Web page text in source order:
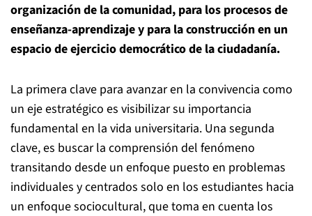
organización de la comunidad, para los procesos de
enseñanza-aprendizaje y para la construcción en un
espacio de ejercicio democrático de la ciudadanía.
La primera clave para avanzar en la convivencia como
un eje estratégico es visibilizar su importancia
fundamental en la vida universitaria. Una segunda
clave, es buscar la comprensión del fenómeno
transitando desde un enfoque puesto en problemas
individuales y centrados solo en los estudiantes hacia
un enfoque sociocultural, que toma en cuenta los